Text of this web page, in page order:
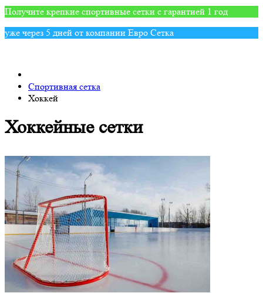
Получите крепкие спортивные сетки с гарантией 1 год
уже через 5 дней от компании Евро Сетка
Спортивная сетка
Хоккей
Хоккейные сетки